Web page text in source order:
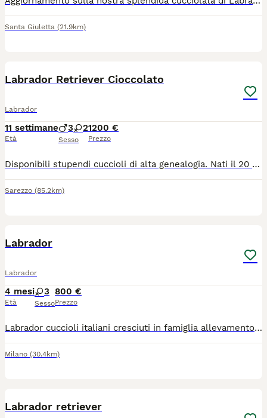
Santa Giuletta (21.9km)
Labrador Retriever Cioccolato
Labrador
11 settimane
Età
3 2
Sesso
1200 €
Prezzo
Disponibili stupendi cuccioli di alta genealogia. Nati il 20 maggio 2026, cresciuti in contesto familiare con giardino, saranno pronti per le nuove famiglie dal 20 luglio 2026. I cuccioli avranno pedigree, prima vaccinazione e microchip già fatti da noi. Possibilità di vederli prima dell'acquisto Massima disponibilità
Sarezzo (85.2km)
Labrador
Labrador
4 mesi
Età
3
Sesso
800 €
Prezzo
Labrador cuccioli italiani cresciuti in famiglia allevamento in attesa di affisso ENCI dispone di cuccioli di labrador con pedigree ENCI vengono ceduti con vaccini pentavalente più l4 sverminazioni microchip libretto sanitario passaggio di proprietà Al momento è disponibile una femmina crema Ci troviamo a 20 km da Milano Linate oppure uscita Brebemi Treviglio Gradito contatto telefonico visite su appuntamento 3473179797 Prezzo a partire da 800€ Genitori visibili ed esenti da patologie ereditarie tutto certificato documentazione visibile
Milano (30.4km)
Labrador retriever